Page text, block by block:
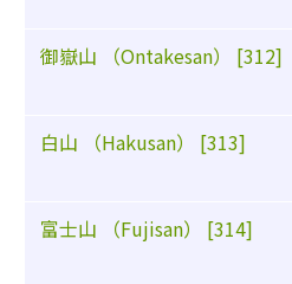
御嶽山 （Ontakesan） [312]
白山 （Hakusan） [313]
富士山 （Fujisan） [314]